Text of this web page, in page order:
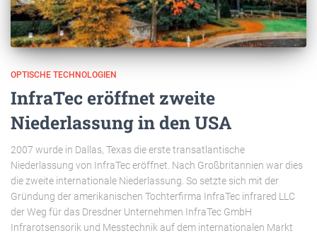
OPTISCHE TECHNOLOGIEN
InfraTec eröffnet zweite
Niederlassung in den USA
2007 wurde in Dallas, Texas die erste transatlantische
Niederlassung von InfraTec eröffnet. Nach Großbritannien war dies
die zweite internationale Niederlassung. So setzte sich mit der
Gründung der amerikanischen Tochterfirma InfraTec infrared LLC
der Weg für das Dresdner Unternehmen InfraTec GmbH
Infrarotsensorik und Messtechnik auf dem internationalen Markt